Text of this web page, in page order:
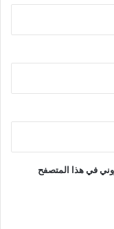
في هذا المتصفح